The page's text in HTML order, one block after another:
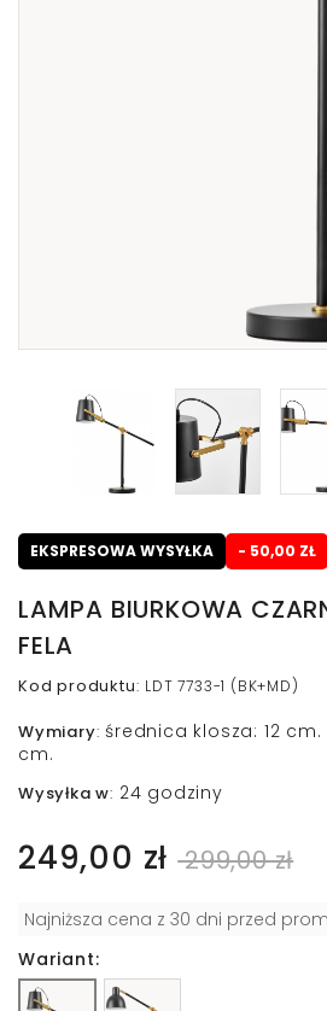
EKSPRESOWA WYSYŁKA - 50,00 ZŁ
LAMPA BIURKOWA
FELA
Kod produktu: LDT 7733-1 (BK+MD)
Wymiary: średnica klosza: 12
cm.
Wysyłka w: 24 godziny
249,00 zł 299,00 zł
Najniższa cena z 30 dni przed
Wariant: